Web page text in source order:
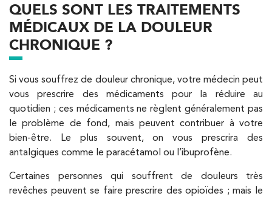
QUELS SONT LES TRAITEMENTS
MÉDICAUX DE LA DOULEUR
CHRONIQUE ?
Si vous souffrez de douleur chronique, votre médecin peut
vous prescrire des médicaments pour la réduire au
quotidien ; ces médicaments ne règlent généralement pas
le problème de fond, mais peuvent contribuer à votre
bien-être. Le plus souvent, on vous prescrira des
antalgiques comme le paracétamol ou l’ibuprofène.
Certaines personnes qui souffrent de douleurs très
revêches peuvent se faire prescrire des opioïdes ; mais le